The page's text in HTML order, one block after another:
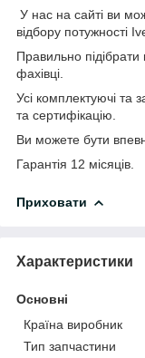
У нас на сайті ви
відбору потужності
Правильно
фахівці.
Усі комплектуючі та
та сертифікацію.
Ви можете бути
Гарантія 12 місяців.
Приховати
Характеристики
Основні
Країна виробник
Тип запчастини